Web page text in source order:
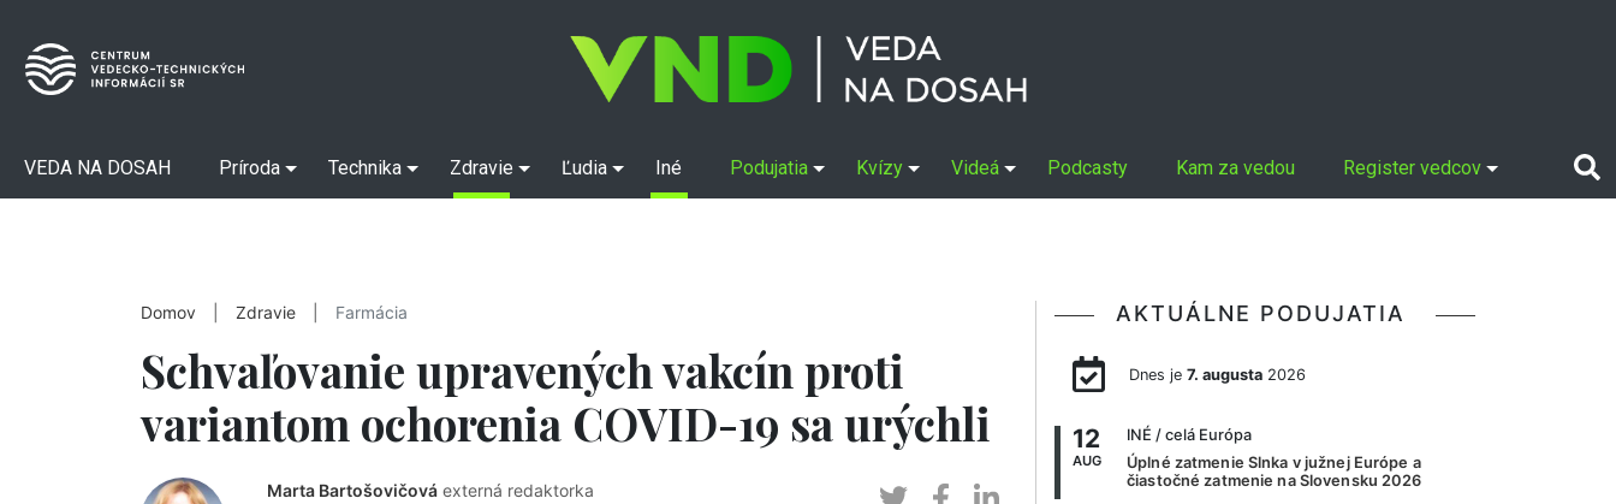
VEDA NA DOSAH Príroda Technika Zdravie Ľudia Iné Podujatia Kvízy Videá Podcasty Kam za vedou Register vedcov
Domov Zdravie Farmácia
Schvaľovanie upravených vakcín proti
variantom ochorenia COVID-19 sa urýchli
Marta Bartošovičová externá redaktorka
AKTUÁLNE PODUJATIA
Dnes je 7. augusta2026
12
AUG
INÉ / celá Európa
Úplné zatmenie Slnka v južnej Európe a
čiastočné zatmenie na Slovensku 2026